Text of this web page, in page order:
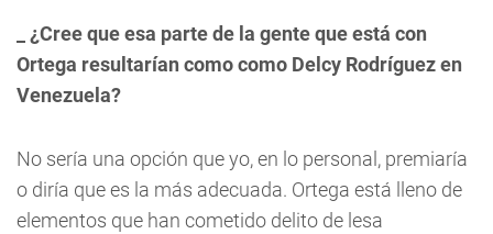
_ ¿Cree que esa parte de la gente que está con
Ortega resultarían como como Delcy Rodríguez en
Venezuela?
No sería una opción que yo, en lo personal, premiaría
o diría que es la más adecuada. Ortega está lleno de
elementos que han cometido delito de lesa